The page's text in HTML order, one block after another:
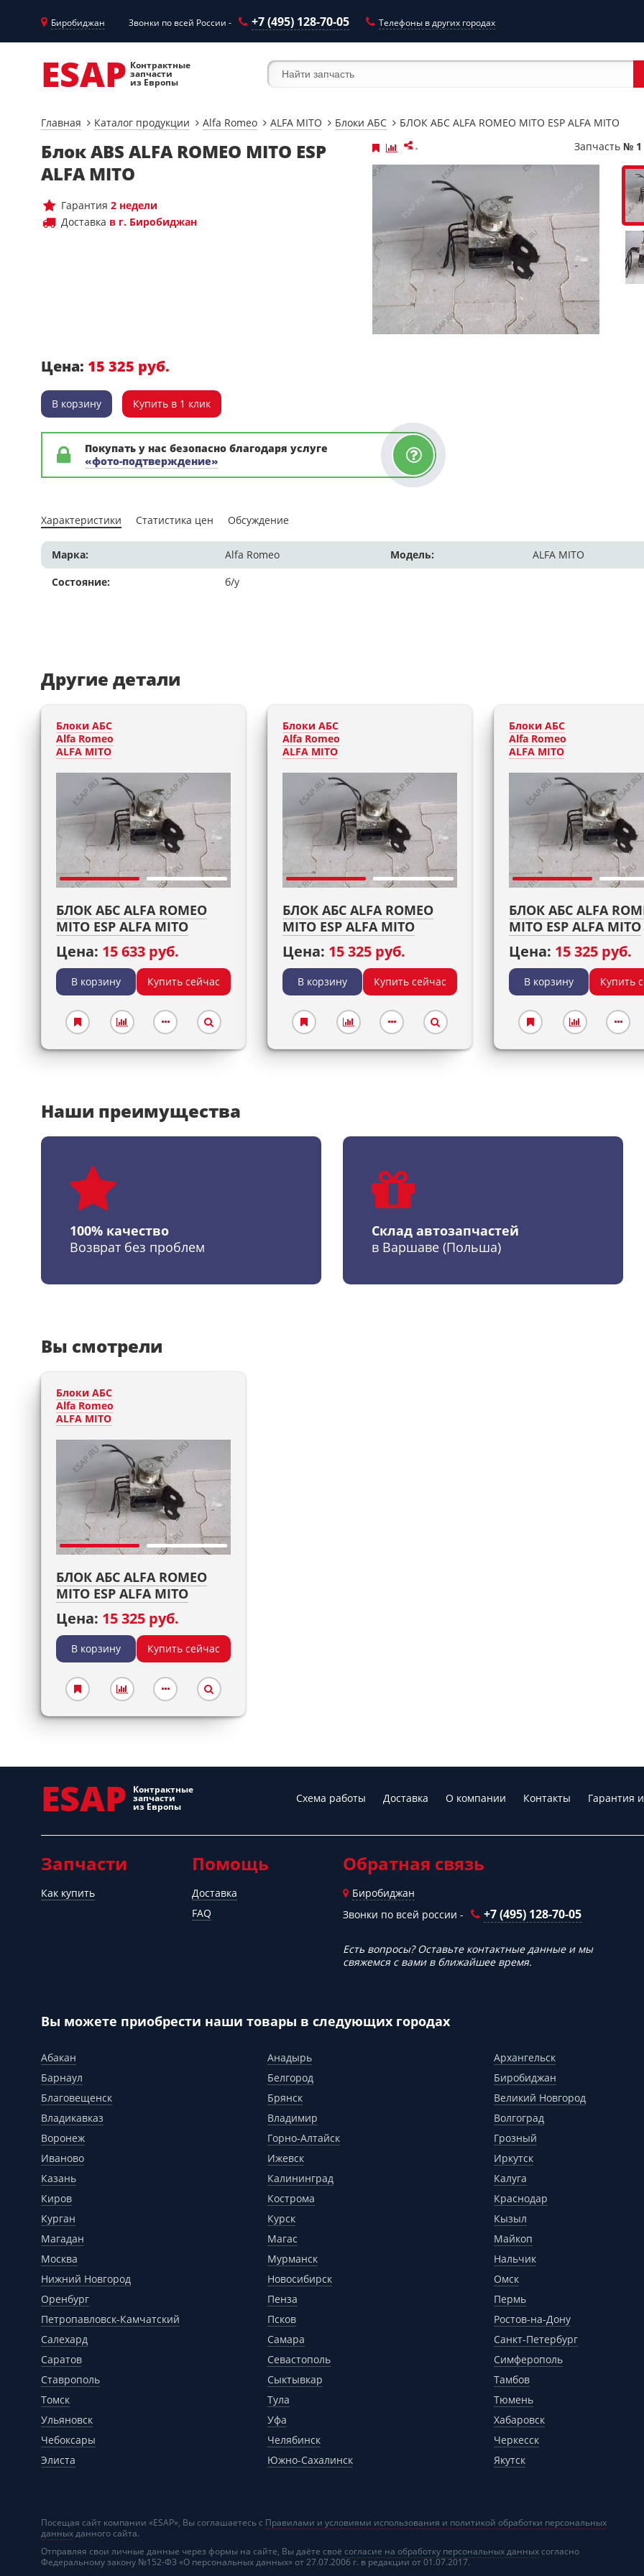
Биробиджан Звонки по всей России - +7 (495) 128-70-05 Телефоны в других городах
ESAP Контрактные
запчасти
из Европы
Главная Каталог продукции Alfa Romeo ALFA MITO Блоки АБС БЛОК АБС ALFA ROMEO MITO ESP ALFA MITO
Блок ABS ALFA ROMEO MITO ESP
ALFA MITO
Гарантия 2 недели
Доставка в г. Биробиджан
Запчасть № 1
Цена: 15 325 руб.
В корзину Купить в 1 клик
Покупать у нас безопасно благодаря услуге
«фото-подтверждение»
Характеристики Статистика цен Обсуждение
Марка: Alfa Romeo Модель:
ALFA MITO
Состояние:
б/у
Другие детали
Блоки АБС
Alfa Romeo
ALFA MITO
БЛОК АБС ALFA ROMEO
MITO ESP ALFA MITO
Цена: 15 633 руб.
В корзину Купить сейчас
Блоки АБС
Alfa Romeo
ALFA MITO
БЛОК АБС ALFA ROMEO
MITO ESP ALFA MITO
Цена: 15 325 руб.
В корзину Купить сейчас
Блоки АБС
Alfa Romeo
ALFA MITO
БЛОК АБС ALFA
MITO ESP ALFA MITO
Цена: 15 325 руб.
В корзину Купить
Наши преимущества
100% качество
Возврат без проблем
Склад автозапчастей
в Варшаве (Польша)
Вы смотрели
Блоки АБС
Alfa Romeo
ALFA MITO
БЛОК АБС ALFA ROMEO
MITO ESP ALFA MITO
Цена: 15 325 руб.
В корзину Купить сейчас
ESAP Контрактные
запчасти
из Европы
Схема работы Доставка О компании Контакты Гарантия
Запчасти
Как купить
Помощь
Доставка
FAQ
Обратная связь
Биробиджан
Звонки по всей россии -
+7 (495) 128-70-05
Есть вопросы? Оставьте контактные данные и мы
свяжемся с вами в ближайшее время.
Вы можете приобрести наши товары в следующих городах
Абакан
Барнаул
Благовещенск
Владикавказ
Воронеж
Иваново
Казань
Киров
Курган
Магадан
Москва
Нижний Новгород
Оренбург
Петропавловск-Камчатский
Салехард
Саратов
Ставрополь
Томск
Ульяновск
Чебоксары
Элиста
Анадырь
Белгород
Брянск
Владимир
Горно-Алтайск
Ижевск
Калининград
Кострома
Курск
Магас
Мурманск
Новосибирск
Пенза
Псков
Самара
Севастополь
Сыктывкар
Тула
Уфа
Челябинск
Южно-Сахалинск
Архангельск
Биробиджан
Великий Новгород
Волгоград
Грозный
Иркутск
Калуга
Краснодар
Кызыл
Майкоп
Нальчик
Омск
Пермь
Ростов-на-Дону
Санкт-Петербург
Симферополь
Тамбов
Тюмень
Хабаровск
Черкесск
Якутск
Посещая сайт компании «ESAP», Вы соглашаетесь с Правилами и условиями использования и политикой обработки персональных
данныхданного сайта.
Отправляя свои личные данные через формы на сайте, Вы даёте своё согласие на обработку персональных данныхсогласно
Федеральному закону №152-ФЗ «О персональных данных» от 27.07.2006 г. в редакции от 01.07.2017.